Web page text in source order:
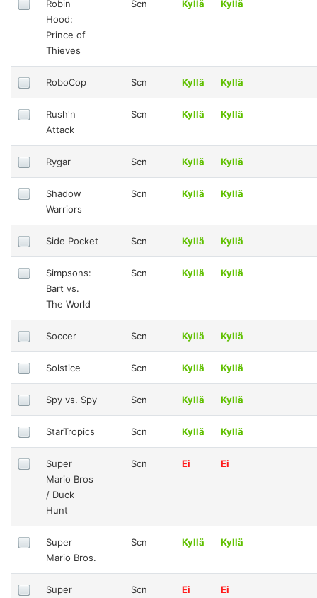
Robin
Hood:
Prince of
Thieves
Scn Kyllä Kyllä
RoboCop Scn Kyllä Kyllä
Rush'n
Attack
Scn Kyllä Kyllä
Rygar Scn Kyllä Kyllä
Shadow
Warriors
Scn Kyllä Kyllä
Side Pocket Scn Kyllä Kyllä
Simpsons:
Bart vs.
The World
Scn Kyllä Kyllä
Soccer Scn Kyllä Kyllä
Solstice Scn Kyllä Kyllä
Spy vs. Spy Scn Kyllä Kyllä
StarTropics Scn Kyllä Kyllä
Super
Mario Bros
/ Duck
Hunt
Scn Ei Ei
Super
Mario Bros.
Scn Kyllä Kyllä
Super
Scn Ei Ei